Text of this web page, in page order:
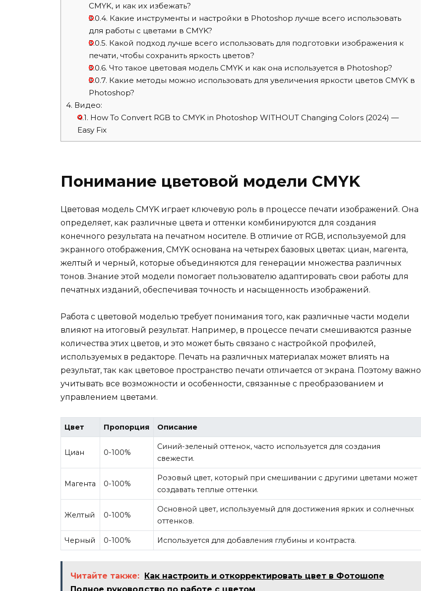
CMYK, и как их избежать?
3.0.4. Какие инструменты и настройки в Photoshop лучше всего использовать
для работы с цветами в CMYK?
3.0.5. Какой подход лучше всего использовать для подготовки изображения к
печати, чтобы сохранить яркость цветов?
3.0.6. Что такое цветовая модель CMYK и как она используется в Photoshop?
3.0.7. Какие методы можно использовать для увеличения яркости цветов CMYK в
Photoshop?
4. Видео:
4.1. How To Convert RGB to CMYK in Photoshop WITHOUT Changing Colors (2024) —
Easy Fix
Понимание цветовой модели CMYK
Цветовая модель CMYK играет ключевую роль в процессе печати изображений. Она
определяет, как различные цвета и оттенки комбинируются для создания
конечного результата на печатном носителе. В отличие от RGB, используемой для
экранного отображения, CMYK основана на четырех базовых цветах: циан, магента,
желтый и черный, которые объединяются для генерации множества различных
тонов. Знание этой модели помогает пользователю адаптировать свои работы для
печатных изданий, обеспечивая точность и насыщенность изображений.
Работа с цветовой моделью требует понимания того, как различные части модели
влияют на итоговый результат. Например, в процессе печати смешиваются разные
количества этих цветов, и это может быть связано с настройкой профилей,
используемых в редакторе. Печать на различных материалах может влиять на
результат, так как цветовое пространство печати отличается от экрана. Поэтому важно
учитывать все возможности и особенности, связанные с преобразованием и
управлением цветами.
Цвет Пропорция Описание
Циан 0-100%
Синий-зеленый оттенок, часто используется для создания
свежести.
Магента 0-100%
Розовый цвет, который при смешивании с другими цветами может
создавать теплые оттенки.
Желтый 0-100%
Основной цвет, используемый для достижения ярких и солнечных
оттенков.
Черный 0-100% Используется для добавления глубины и контраста.
Читайте также: Как настроить и откорректировать цвет в Фотошопе
Полное руководство по работе с цветом